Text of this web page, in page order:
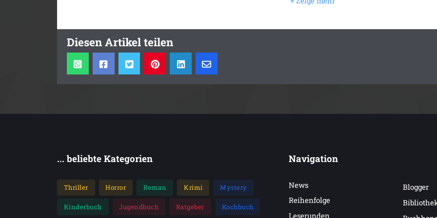
Diesen Artikel teilen
... beliebte Kategorien
Thriller Horror Roman Krimi Mystery
Kinderbuch Jugendbuch Ratgeber Kochbuch
Navigation
News
Reihenfolge
Leserunden
Blogger